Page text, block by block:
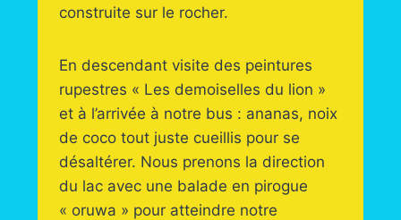
construite sur le rocher.
En descendant visite des peintures
rupestres « Les demoiselles du lion »
et à l’arrivée à notre bus : ananas, noix
de coco tout juste cueillis pour se
désaltérer. Nous prenons la direction
du lac avec une balade en pirogue
« oruwa » pour atteindre notre